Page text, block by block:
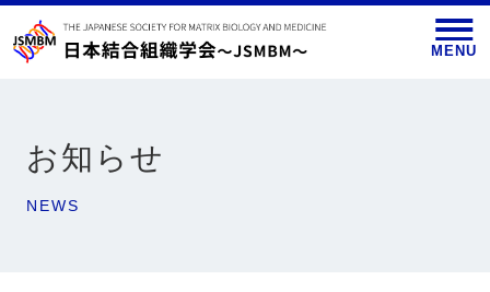
MENU
お知らせ
NEWS